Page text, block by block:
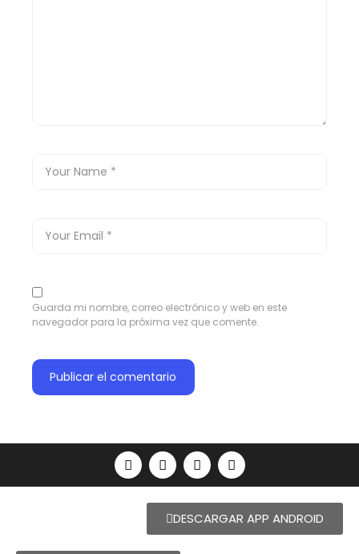
Guarda mi nombre, correo electrónico y web en este
navegador para la próxima vez que comente.
DESCARGAR APP ANDROID